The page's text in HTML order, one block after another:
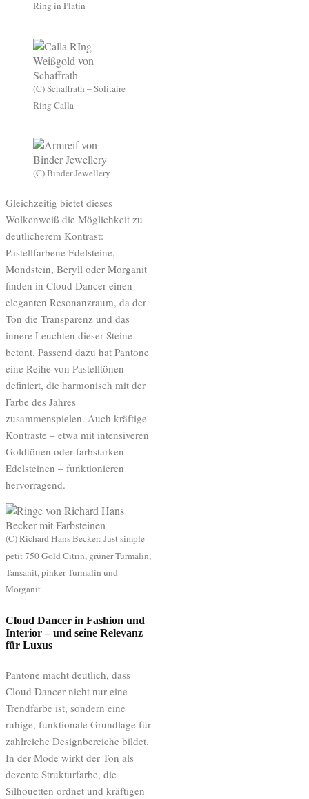
Ring in Platin
(C) Schaffrath – Solitaire
Ring Calla
(C) Binder Jewellery
Gleichzeitig bietet dieses
Wolkenweiß die Möglichkeit zu
deutlicherem Kontrast:
Pastellfarbene Edelsteine,
Mondstein, Beryll oder Morganit
finden in Cloud Dancer einen
eleganten Resonanzraum, da der
Ton die Transparenz und das
innere Leuchten dieser Steine
betont. Passend dazu hat Pantone
eine Reihe von Pastelltönen
definiert, die harmonisch mit der
Farbe des Jahres
zusammenspielen. Auch kräftige
Kontraste – etwa mit intensiveren
Goldtönen oder farbstarken
Edelsteinen – funktionieren
hervorragend.
(C) Richard Hans Becker: Just simple
petit 750 Gold Citrin, grüner Turmalin,
Tansanit, pinker Turmalin und
Morganit
Cloud Dancer in Fashion und
Interior – und seine Relevanz
für Luxus
Pantone macht deutlich, dass
Cloud Dancer nicht nur eine
Trendfarbe ist, sondern eine
ruhige, funktionale Grundlage für
zahlreiche Designbereiche bildet.
In der Mode wirkt der Ton als
dezente Strukturfarbe, die
Silhouetten ordnet und kräftigen